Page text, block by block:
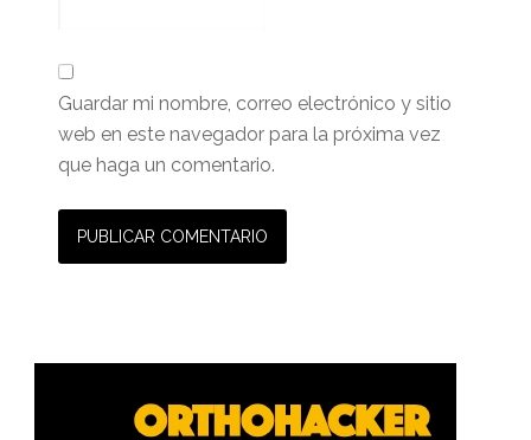
Guardar mi nombre, correo electrónico y sitio
web en este navegador para la próxima vez
que haga un comentario.
Barra